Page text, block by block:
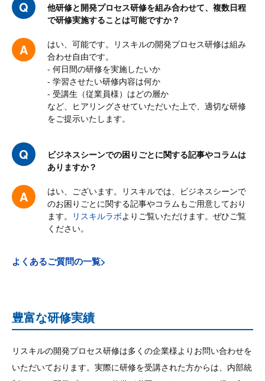
現場において今まさに悩んでいる内容に活かせる、特効薬のよう
な研修でした。ありがとうございました。
システム開発の基礎を理解できたため、これまでの感覚的な管理
から改善し、次のプロジェクトで学びを活かしていきたい
ITコンサルティング企業
内容： 満足・良かった
講師： 満足・良かった
スクラム自体は前職の開発部が活用してたので理論としては知っ
ていたものの、実際の活動では使えていなかったので、チームと
して利用できたのがよかったです。チームとして情報をオープン
他研修と開発プロセス研修を組み合わせて、複数日程
で研修実施することは可能ですか？
はい、可能です。リスキルの開発プロセス研修は組み
合わせ自由です。
- 何日間の研修を実施したいか
- 学習させたい研修内容は何か
- 受講生（従業員様）はどの層か
など、ヒアリングさせていただいた上で、適切な研修
をご提示いたします。
ビジネスシーンでの困りごとに関する記事やコラムは
ありますか？
はい、ございます。リスキルでは、ビジネスシーンで
のお困りごとに関する記事やコラムもご用意しており
ます。
リスキルラボよりご覧いただけます。ぜひご覧
ください。
よくあるご質問の一覧>
豊富な研修実績
リスキルの開発プロセス研修は多くの企業様よりお問い合わせを
いただいております。実際に研修を受講された方からは、内部統